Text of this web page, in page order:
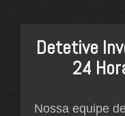
Detetive
24
Nossa equipe